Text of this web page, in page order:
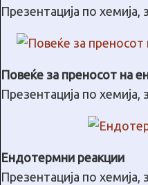
Презентација по
Повеќе за преносот на
Презентација по
Ендотермни реакции
Презентација по